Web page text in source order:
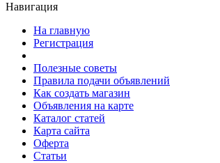
Навигация
На главную
Регистрация
Полезные советы
Правила подачи объявлений
Как создать магазин
Объявления на карте
Каталог статей
Карта сайта
Оферта
Статьи